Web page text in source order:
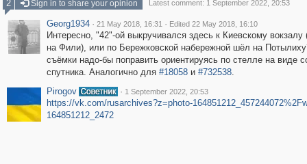
2
Sign in to share your opinion Latest comment: 1 September 2022, 20:53
Georg1934 · 21 May 2018, 16:31 · Edited 22 May 2018, 16:10
Интересно, "42"-ой выкручивался здесь к Киевскому вокзалу
на Фили), или по Бережковской набережной шёл на
съёмки надо-бы поправить ориентируясь по стелле на виде
спутника. Аналогично для #18058и #732538.
Pirogov
· 1 September 2022, 20:53
https://vk.com/rusarchives?z=photo-
164851212_2472